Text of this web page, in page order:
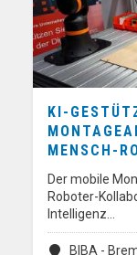
KI-
MENSCH-
Der mobile
Roboter-
Intelligenz…
BIBA -